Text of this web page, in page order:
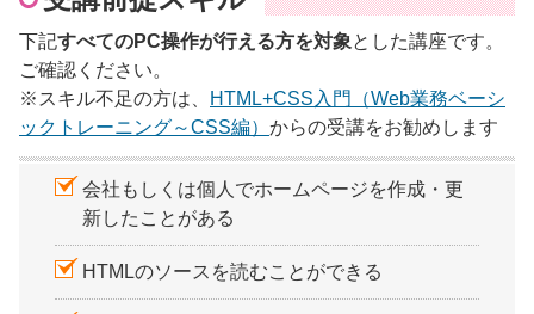
下記すべてのPC操作が行える方を対象とした講座です。
ご確認ください。
※スキル不足の方は、
HTML+CSS入門（Web業務ベーシ
ックトレーニング～CSS編） からの受講をお勧めします
会社もしくは個人でホームページを作成・更
新したことがある
HTMLのソースを読むことができる